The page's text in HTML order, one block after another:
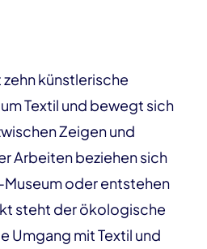
künstlerische
Textil und bewegt sich
Zeigen und
Arbeiten beziehen sich
oder entstehen
steht der ökologische
Umgang mit Textil und